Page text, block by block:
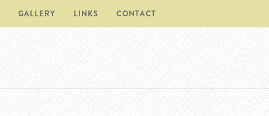
GALLERY LINKS CONTACT